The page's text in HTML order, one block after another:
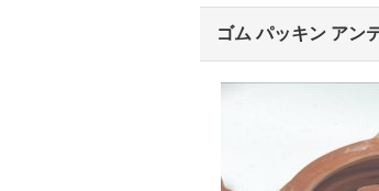
ゴム パッキン アン